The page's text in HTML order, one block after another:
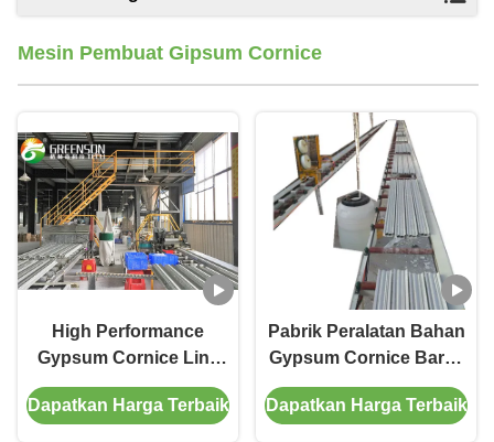
Mesin Pembuat Gipsum Cornice
High Performance
Gypsum Cornice Line
Produksi Untuk
Dekorasi Dalam
Dapatkan Harga Terbaik
Pabrik Peralatan Bahan
Gypsum Cornice Baru /
Jalur Produksi Otomatis
Dapatkan Harga Terbaik